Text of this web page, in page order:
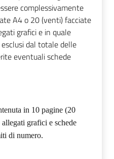
complessivamente
A4 o 20 (venti) facciate
grafici e in quale
dal totale delle
eventuali schede
in 10 pagine (20
grafici e schede
di numero.